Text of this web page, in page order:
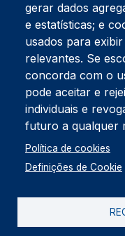
Endereço Postal
Apartado 42
Rua Gil Eanes 31
3834-908 Gafanha da
Estúdios
Rua Prior Guerra
Edifício do Centro
3830-556 Gafanha da
Rodapé
Cookies
Política
gerar dados
e estatísticas; e
usados para
relevantes. Se
concorda com o
pode aceitar e
individuais e
futuro a qualquer
Política de cookies
Definições de Cookie